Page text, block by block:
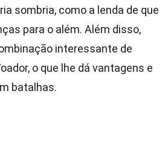
sombria, como a lenda de que
para o além. Além disso,
interessante de
o que lhe dá vantagens e
batalhas.